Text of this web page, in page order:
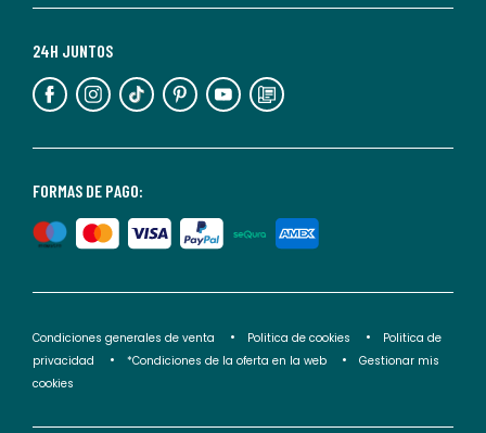
Para
información,
puedes
nuestra
de
privacidad</2>.
FORMAS DE PAGO:
24H JUNTOS
Condiciones generales de venta Politica de cookies
Politica de
privacidad
*Condiciones de la oferta en la web
Gestionar mis
cookies